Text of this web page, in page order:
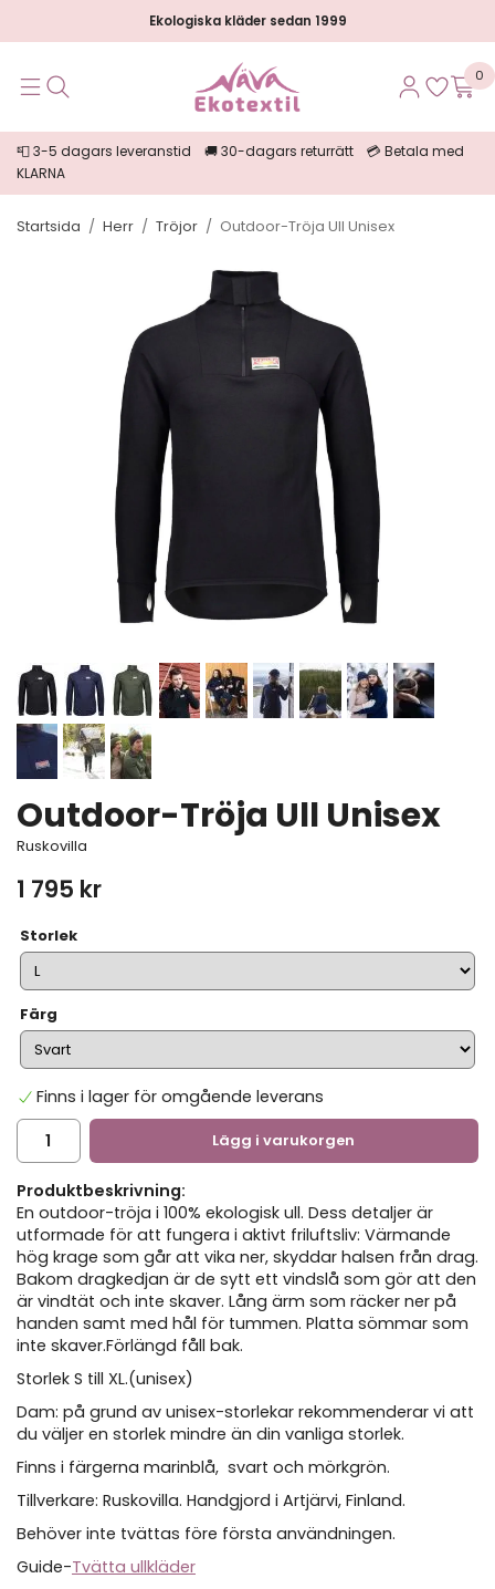
Ekologiska kläder sedan 1999
0
📮 3-5 dagars leveranstid 🚚 30-dagars returrätt 💳 Betala med
KLARNA
Startsida / Herr / Tröjor / Outdoor-Tröja Ull Unisex
Outdoor-Tröja Ull Unisex
Ruskovilla
1 795 kr
Storlek
Färg
Finns i lager för omgående leverans
Lägg i varukorgen
Produktbeskrivning:
En outdoor-tröja i 100% ekologisk ull. Dess detaljer är
utformade för att fungera i aktivt friluftsliv: Värmande
hög krage som går att vika ner, skyddar halsen från drag.
Bakom dragkedjan är de sytt ett vindslå som gör att den
är vindtät och inte skaver. Lång ärm som räcker ner på
handen samt med hål för tummen. Platta sömmar som
inte skaver.Förlängd fåll bak.
Storlek S till XL.(unisex)
Dam: på grund av unisex-storlekar rekommenderar vi att
du väljer en storlek mindre än din vanliga storlek.
Finns i färgerna marinblå, svart och mörkgrön.
Tillverkare: Ruskovilla. Handgjord i Artjärvi, Finland.
Behöver inte tvättas före första användningen.
Guide-Tvätta ullkläder